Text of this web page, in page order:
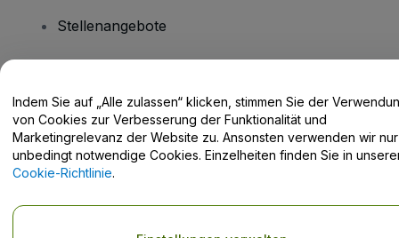
Stellenangebote
Hilfe-Center / Kontakt
Urheberrecht © viagogo GmbH 2026 Angaben zum Unternehmen
Indem Sie auf „Alle zulassen“ klicken, stimmen Sie der
von Cookies zur Verbesserung der Funktionalität und
Marketingrelevanz der Website zu. Ansonsten verwenden wir nur
unbedingt notwendige Cookies. Einzelheiten finden Sie in
Cookie-Richtlinie.